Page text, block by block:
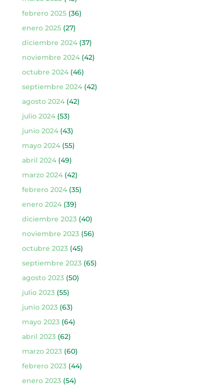
febrero 2025(36)
enero 2025(27)
diciembre 2024(37)
noviembre 2024(42)
octubre 2024(46)
septiembre 2024(42)
agosto 2024(42)
julio 2024(53)
junio 2024(43)
mayo 2024(55)
abril 2024(49)
marzo 2024(42)
febrero 2024(35)
enero 2024(39)
diciembre 2023(40)
noviembre 2023(56)
octubre 2023(45)
septiembre 2023(65)
agosto 2023(50)
julio 2023(55)
junio 2023(63)
mayo 2023(64)
abril 2023(62)
marzo 2023(60)
febrero 2023(44)
enero 2023(54)